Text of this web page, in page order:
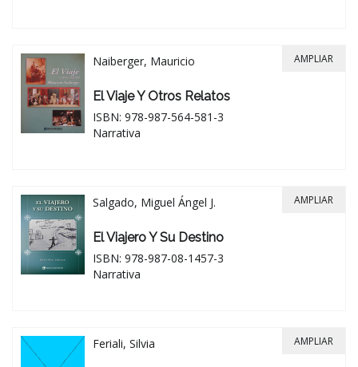
Naiberger, Mauricio
El Viaje Y Otros Relatos
ISBN: 978-987-564-581-3
Narrativa
AMPLIAR
Salgado, Miguel Ángel J.
El Viajero Y Su Destino
ISBN: 978-987-08-1457-3
Narrativa
AMPLIAR
Feriali, Silvia AMPLIAR